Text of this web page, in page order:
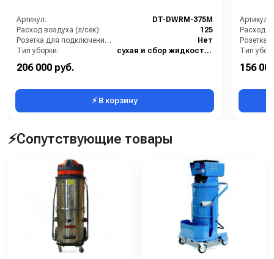
Артикул:
DT-DWRM-375M
Расход воздуха (л/сек):
125
Розетка для подключения инструмента:
Нет
Тип уборки:
сухая и сбор жидкостей
206 000 руб.
⚡ В корзину
Артикул:
Расход
Тип
156
⚡Сопутствующие товары